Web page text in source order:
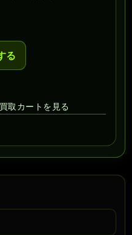
る
買取カートを見る